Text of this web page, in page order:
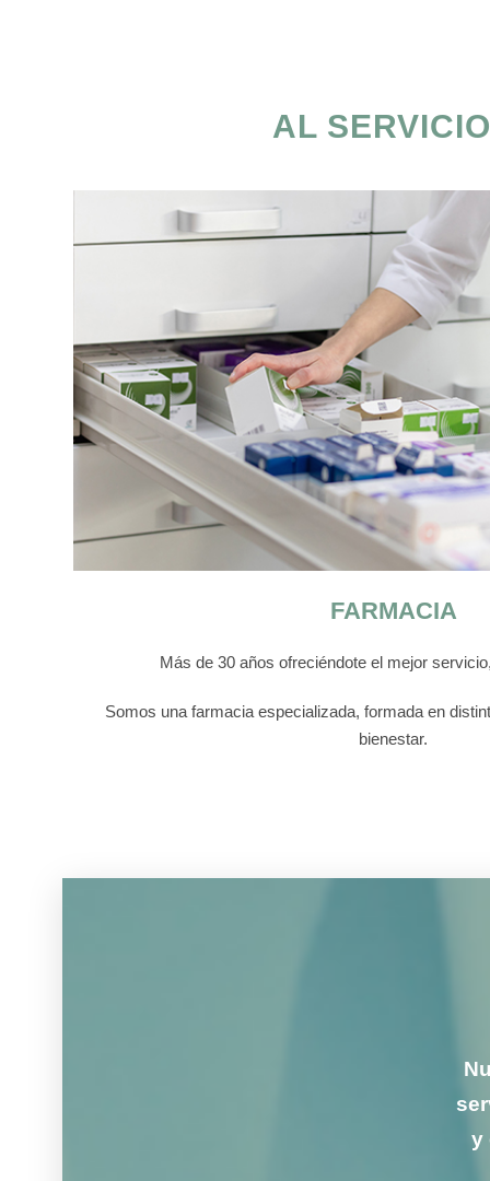
AL
FARMACIA
Más de 30 años ofreciéndote el mejor
Somos una farmacia especializada, formada en
bienestar.
y